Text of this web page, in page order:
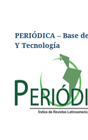
PERIÓDICA – Base
Y Tecnología